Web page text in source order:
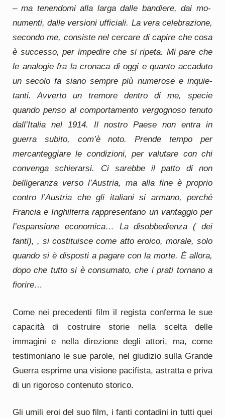
– ma tenen­domi alla larga dalle bandiere, dai mo­
numenti, dalle versioni ufficiali. La ve­ra celebrazione,
secondo me, consi­ste nel cercare di capire che cosa
è suc­cesso, per impedire che si ripeta. Mi pare che
le analogie fra la cronaca di oggi e quanto accaduto
un secolo fa siano sempre più numerose e inquie­
tanti. Avverto un tremore dentro di me, specie
quando penso al compor­tamento vergognoso tenuto
dall’Ita­lia nel 1914. Il nostro Paese non entra in
guerra subito, com’è noto. Prende tempo per
mercanteggiare le condi­zioni, per valutare con chi
convenga schierarsi. Ci sarebbe il patto di non
belligeranza verso l’Austria, ma alla fi­ne è proprio
contro l’Austria che gli i­taliani si armano, perché
Francia e In­ghilterra rappresentano un vantaggio per
l’espansione economica… La di­sobbedienza ( dei
fanti), , si costituisce come atto eroico, morale, solo
quan­do si è disposti a pagare con la morte. È allora,
dopo che tutto si è consu­mato, che i prati tornano a
fiorire…
Come nei precedenti film il regista conferma le sue
capacità di costruire storie nella scelta delle
immagini e nella direzione degli attori, ma, come
testimoniano le sue parole, nel giudizio sulla Grande
Guerra esprime una visione pacifista, astratta e priva
di un rigoroso contenuto storico.
Gli umili eroi del suo film, i fanti contadini in tutti quei